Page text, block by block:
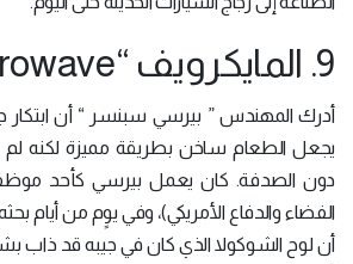
9. المايكرويف “Microwave“:
أدرك المهندس ” بيرسي سبنسر “ أن ابتكار
يجعل الطعام ساخن بطريقة مميزة لكنه لم
الفضاء والدفاع الأمريكي)، وفي يوٍم من أيام
أن لوح الشوكولا الذي كان في جيبه قد ذاب